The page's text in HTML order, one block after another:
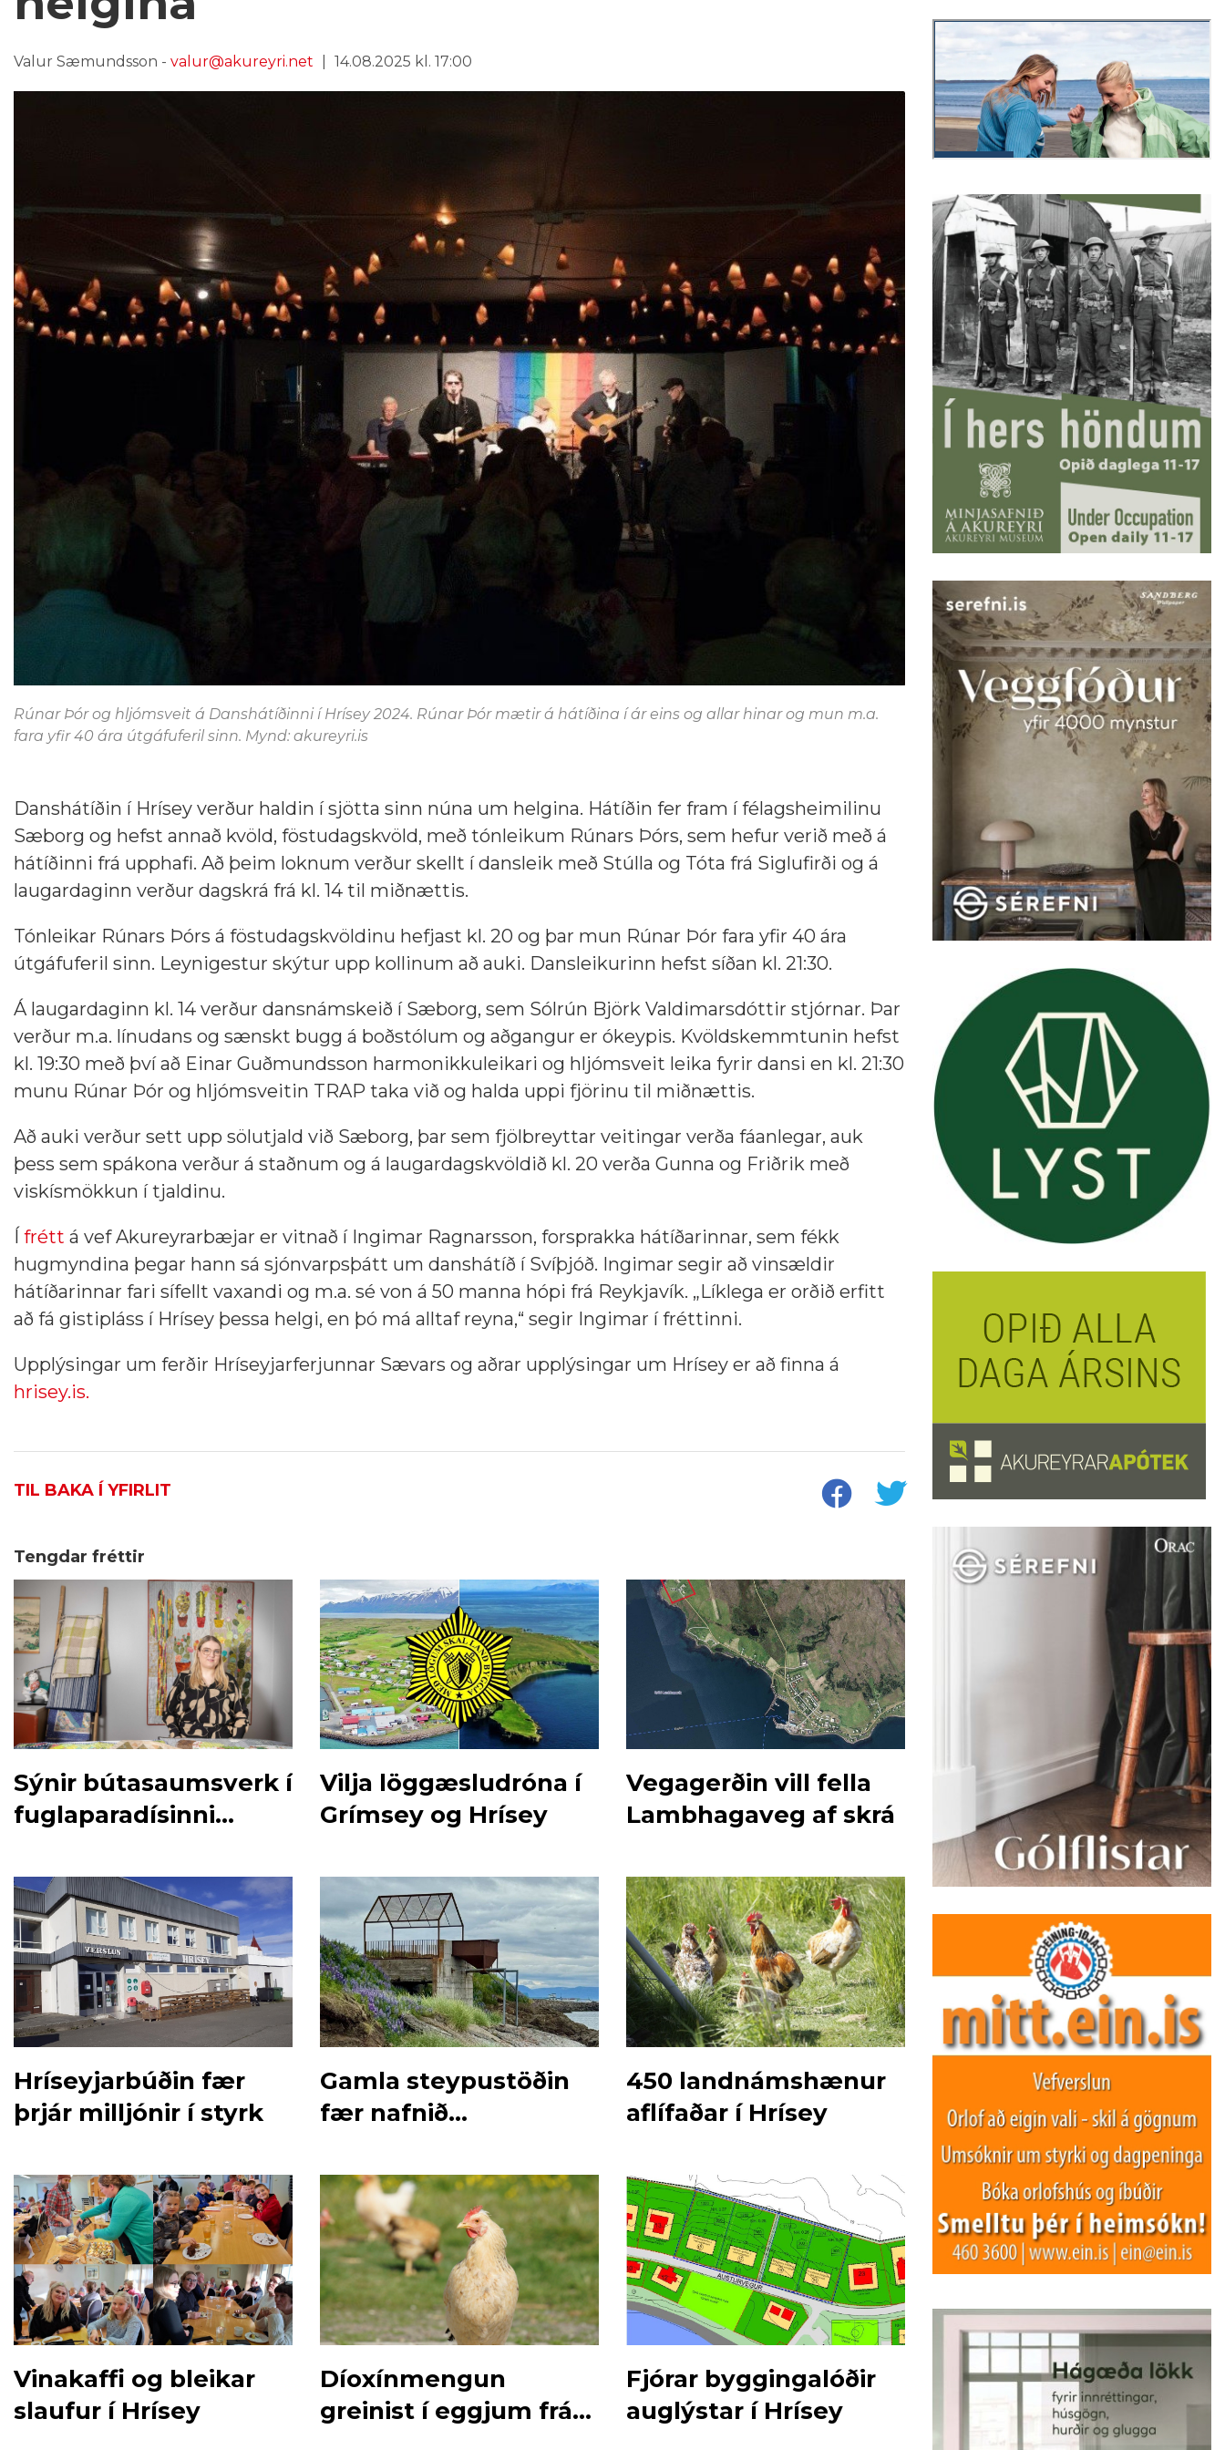
Valur Sæmundsson - valur@akureyri.net 14.08.2025 kl. 17:00
Rúnar Þór og hljómsveit á Danshátíðinni í Hrísey 2024. Rúnar Þór mætir á hátíðina í ár eins og allar hinar og mun m.a.
fara yfir 40 ára útgáfuferil sinn. Mynd: akureyri.is
Danshátíðin í Hrísey verður haldin í sjötta sinn núna um helgina. Hátíðin fer fram í félagsheimilinu
Sæborg og hefst annað kvöld, föstudagskvöld, með tónleikum Rúnars Þórs, sem hefur verið með á
hátíðinni frá upphafi. Að þeim loknum verður skellt í dansleik með Stúlla og Tóta frá Siglufirði og á
laugardaginn verður dagskrá frá kl. 14 til miðnættis.
Tónleikar Rúnars Þórs á föstudagskvöldinu hefjast kl. 20 og þar mun Rúnar Þór fara yfir 40 ára
útgáfuferil sinn. Leynigestur skýtur upp kollinum að auki. Dansleikurinn hefst síðan kl. 21:30.
Á laugardaginn kl. 14 verður dansnámskeið í Sæborg, sem Sólrún Björk Valdimarsdóttir stjórnar. Þar
verður m.a. línudans og sænskt bugg á boðstólum og aðgangur er ókeypis. Kvöldskemmtunin hefst
kl. 19:30 með því að Einar Guðmundsson harmonikkuleikari og hljómsveit leika fyrir dansi en kl. 21:30
munu Rúnar Þór og hljómsveitin TRAP taka við og halda uppi fjörinu til miðnættis.
Að auki verður sett upp sölutjald við Sæborg, þar sem fjölbreyttar veitingar verða fáanlegar, auk
þess sem spákona verður á staðnum og á laugardagskvöldið kl. 20 verða Gunna og Friðrik með
viskísmökkun í tjaldinu.
Í frétt á vef Akureyrarbæjar er vitnað í Ingimar Ragnarsson, forsprakka hátíðarinnar, sem fékk
hugmyndina þegar hann sá sjónvarpsþátt um danshátíð í Svíþjóð. Ingimar segir að vinsældir
hátíðarinnar fari sífellt vaxandi og m.a. sé von á 50 manna hópi frá Reykjavík. „Líklega er orðið erfitt
að fá gistipláss í Hrísey þessa helgi, en þó má alltaf reyna,“ segir Ingimar í fréttinni.
Upplýsingar um ferðir Hríseyjarferjunnar Sævars og aðrar upplýsingar um Hrísey er að finna á
hrisey.is.
TIL BAKA Í YFIRLIT
Tengdar fréttir
Sýnir bútasaumsverk í
fuglaparadísinni
Vilja löggæsludróna í
Grímsey og Hrísey
Vegagerðin vill fella
Lambhagaveg af skrá
Hríseyjarbúðin fær
þrjár milljónir í styrk
Gamla steypustöðin
fær nafnið
450 landnámshænur
aflífaðar í Hrísey
Vinakaffi og bleikar
slaufur í Hrísey
Díoxínmengun
greinist í eggjum frá
Fjórar byggingalóðir
auglýstar í Hrísey